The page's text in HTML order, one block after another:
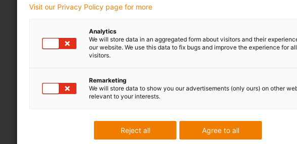
Visit our Privacy Policy page for more
Analytics
We will store data in an aggregated form about visitors and their
our website. We use this data to fix bugs and improve the experience for all
visitors.
Remarketing
We will store data to show you our advertisements (only ours) on other
relevant to your interests.
Agree to all
Reject all